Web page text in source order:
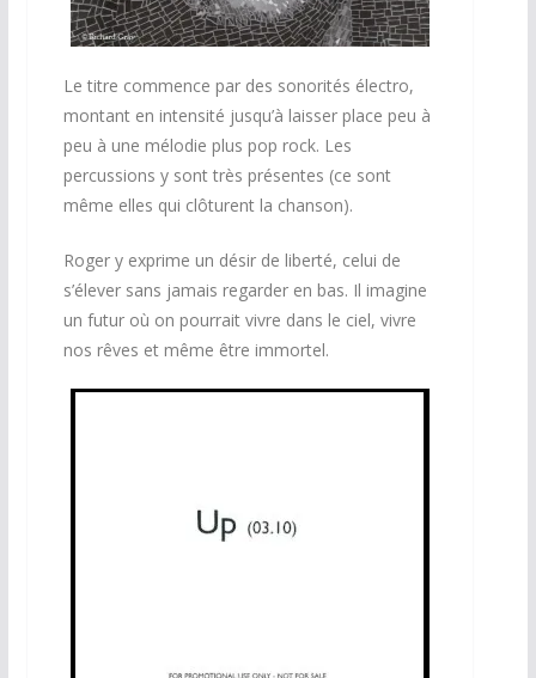
Le titre commence par des sonorités électro,
montant en intensité jusqu’à laisser place peu à
peu à une mélodie plus pop rock. Les
percussions y sont très présentes (ce sont
même elles qui clôturent la chanson).
Roger y exprime un désir de liberté, celui de
s’élever sans jamais regarder en bas. Il imagine
un futur où on pourrait vivre dans le ciel, vivre
nos rêves et même être immortel.